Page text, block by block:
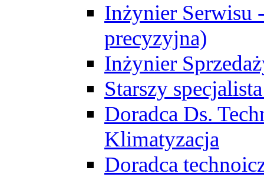
Inżynier Serwisu
precyzyjna)
Inżynier
Starszy
Doradca Ds.
Klimatyzacja
Doradca